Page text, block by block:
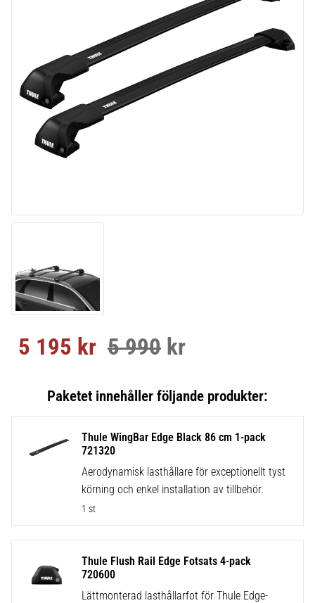
Nedsatt pris:
5 195 kr Ordinarie pris:
5 990 kr
Thule WingBar Edge Black 86 cm 1-pack
721320
Aerodynamisk lasthållare för exceptionellt tyst
körning och enkel installation av tillbehör.
1 st
Thule Flush Rail Edge Fotsats 4-pack
720600
Lättmonterad lasthållarfot för Thule Edge-